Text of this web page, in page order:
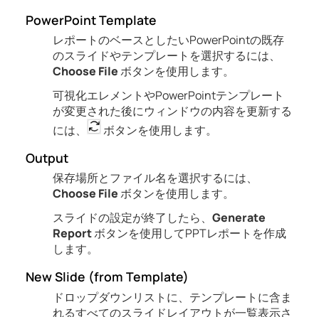
PowerPoint Template
レポートのベースとしたいPowerPointの既存
のスライドやテンプレートを選択するには、
Choose Fileボタンを使用します。
可視化エレメントやPowerPointテンプレート
が変更された後にウィンドウの内容を更新する
には、
ボタンを使用します。
Output
保存場所とファイル名を選択するには、
Choose Fileボタンを使用します。
スライドの設定が終了したら、 Generate
Reportボタンを使用してPPTレポートを作成
します。
New Slide (from Template)
ドロップダウンリストに、テンプレートに含ま
れるすべてのスライドレイアウトが一覧表示さ